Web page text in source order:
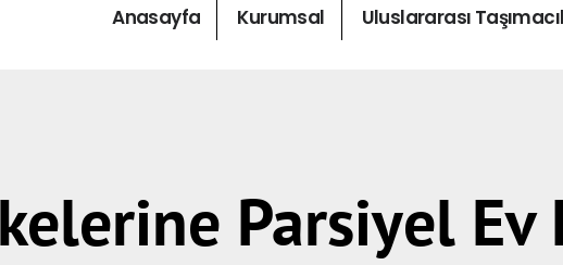
Anasayfa Kurumsal Uluslararası
Parsiyel Ev